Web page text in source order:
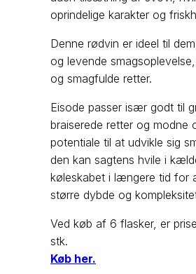
oprindelige karakter og
Denne rødvin er ideel til
og levende
og smagfulde retter.
Eisode passer især godt til
braiserede retter og modne
potentiale til at udvikle sig
den kan sagtens hvile i
køleskabet i længere tid for
større dybde og
Ved køb af 6 flasker, er
stk.
Køb her.